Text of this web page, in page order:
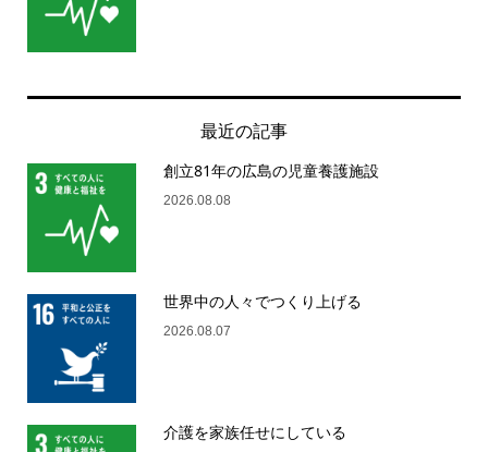
最近の記事
創立81年の広島の児童養護施設
2026.08.08
世界中の人々でつくり上げる
2026.08.07
介護を家族任せにしている